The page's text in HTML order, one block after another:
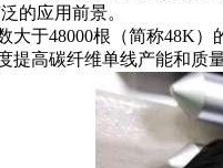
的应用前景。
48000根（简称48K）
高碳纤维单线产能和质